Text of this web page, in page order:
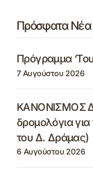
Πρόσφατα Νέα
Πρόγραμμα
7 Αυγούστου 2026
ΚΑΝΟΝΙΣΜΟΣ
δρομολόγια
του Δ. Δράμας)
6 Αυγούστου 2026